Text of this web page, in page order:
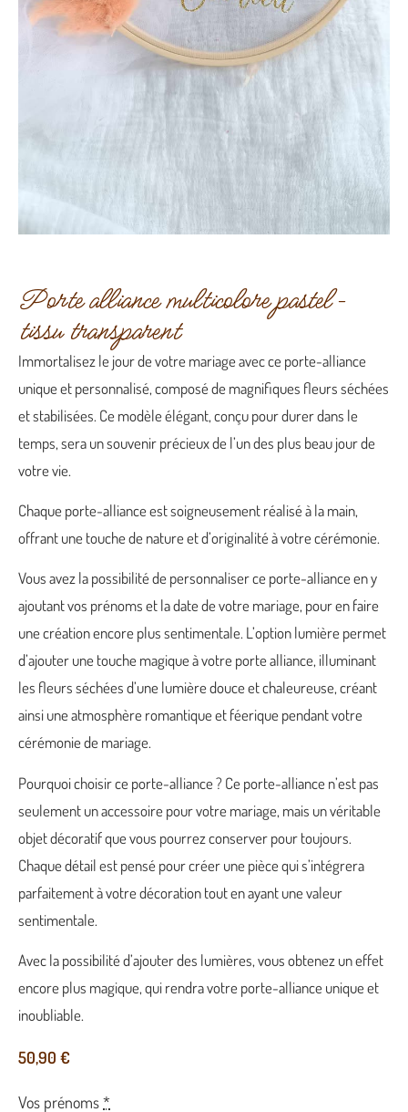
Porte alliance multicolore pastel –
tissu transparent
Immortalisez le jour de votre mariage avec ce porte-alliance
unique et personnalisé, composé de magnifiques fleurs séchées
et stabilisées. Ce modèle élégant, conçu pour durer dans le
temps, sera un souvenir précieux de l’un des plus beau jour de
votre vie.
Chaque porte-alliance est soigneusement réalisé à la main,
offrant une touche de nature et d’originalité à votre cérémonie.
Vous avez la possibilité de personnaliser ce porte-alliance en y
ajoutant vos prénoms et la date de votre mariage, pour en faire
une création encore plus sentimentale. L’option lumière permet
d’ajouter une touche magique à votre porte alliance, illuminant
les fleurs séchées d’une lumière douce et chaleureuse, créant
ainsi une atmosphère romantique et féerique pendant votre
cérémonie de mariage.
Pourquoi choisir ce porte-alliance ? Ce porte-alliance n’est pas
seulement un accessoire pour votre mariage, mais un véritable
objet décoratif que vous pourrez conserver pour toujours.
Chaque détail est pensé pour créer une pièce qui s’intégrera
parfaitement à votre décoration tout en ayant une valeur
sentimentale.
Avec la possibilité d’ajouter des lumières, vous obtenez un effet
encore plus magique, qui rendra votre porte-alliance unique et
inoubliable.
50,90 €
Vos prénoms*